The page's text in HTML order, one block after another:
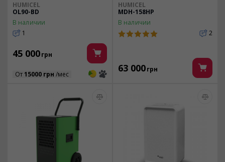
HUMICEL
OL90-BD
В наличии
1
45 000грн
От 15000 грн /мес 3 3
HUMICEL
MDH-158HP
В наличии
2
63 000грн